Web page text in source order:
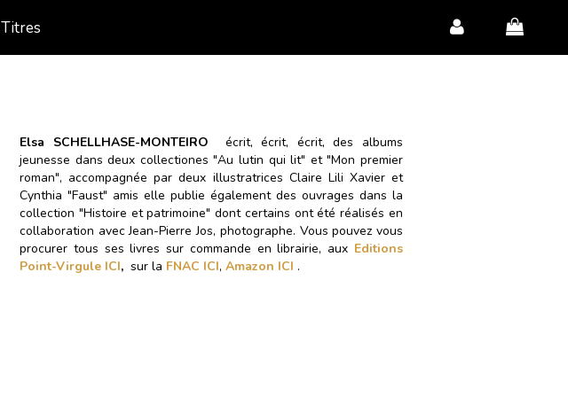
Titres
Elsa SCHELLHASE-MONTEIRO écrit, écrit, écrit, des albums
jeunesse dans deux collectiones "Au lutin qui lit" et "Mon premier
roman", accompagnée par deux illustratrices Claire Lili Xavier et
Cynthia "Faust" amis elle publie également des ouvrages dans la
collection "Histoire et patrimoine" dont certains ont été réalisés en
collaboration avec Jean-Pierre Jos, photographe. Vous pouvez vous
procurer tous ses livres sur commande en librairie, aux Editions
Point-Virgule ICI, sur la FNAC ICI, Amazon ICI .